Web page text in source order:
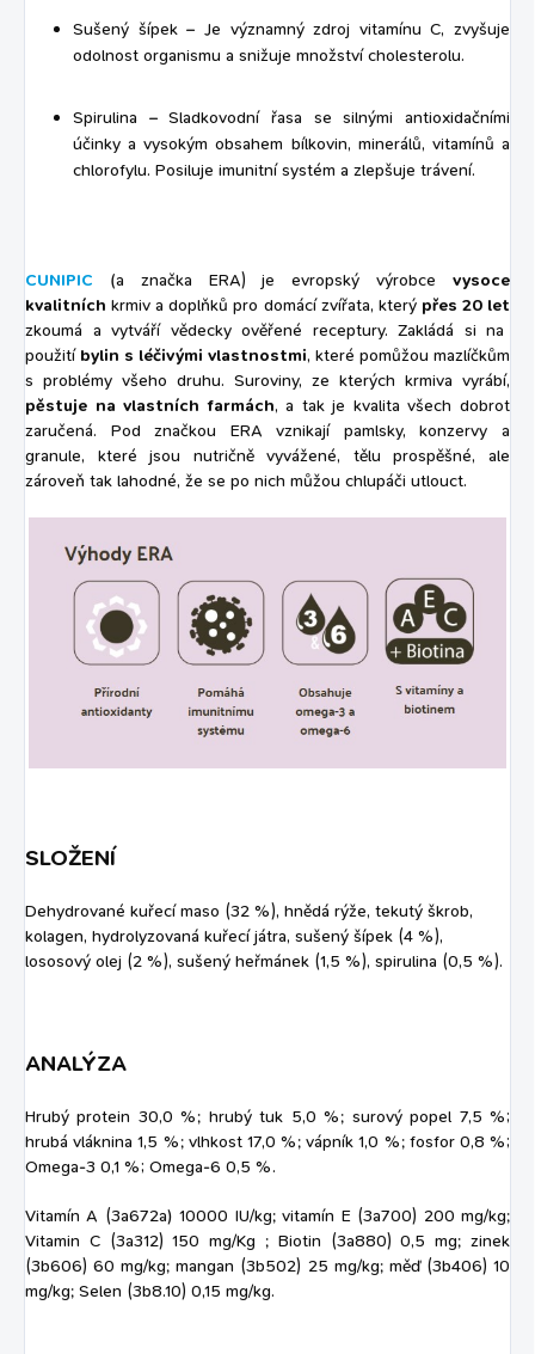
Sušený šípek– Je významný zdroj vitamínu C, zvyšuje
odolnost organismu a snižuje množství cholesterolu.
Spirulina – Sladkovodní řasa se silnými antioxidačními
účinky a vysokým obsahem bílkovin, minerálů, vitamínů a
chlorofylu. Posiluje imunitní systém a zlepšuje trávení.
CUNIPIC (a značka ERA) je evropský výrobce vysoce
kvalitníchkrmiv a doplňků pro domácí zvířata, který přes 20 let
zkoumá a vytváří vědecky ověřené receptury. Zakládá si na
použití bylin s léčivými vlastnostmi, které pomůžou mazlíčkům
s problémy všeho druhu. Suroviny, ze kterých krmiva vyrábí,
pěstuje na vlastních farmách, a tak je kvalita všech dobrot
zaručená. Pod značkou ERA vznikají pamlsky, konzervy a
granule, které jsou nutričně vyvážené, tělu prospěšné, ale
zároveň tak lahodné, že se po nich můžou chlupáči utlouct.
SLOŽENÍ
Dehydrované kuřecí maso (32 %), hnědá rýže, tekutý škrob,
kolagen, hydrolyzovaná kuřecí játra, sušený šípek (4 %),
lososový olej (2 %), sušený heřmánek (1,5 %), spirulina (0,5 %).
ANALÝZA
Hrubý protein 30,0 %; hrubý tuk 5,0 %; surový popel 7,5 %;
hrubá vláknina 1,5 %; vlhkost 17,0 %; vápník 1,0 %; fosfor 0,8 %;
Omega-3 0,1 %; Omega-6 0,5 %.
Vitamín A (3a672a) 10000 IU/kg; vitamín E (3a700) 200 mg/kg;
Vitamin C (3a312) 150 mg/Kg ; Biotin (3a880) 0,5 mg; zinek
(3b606) 60 mg/kg; mangan (3b502) 25 mg/kg; měď (3b406) 10
mg/kg; Selen (3b8.10) 0,15 mg/kg.